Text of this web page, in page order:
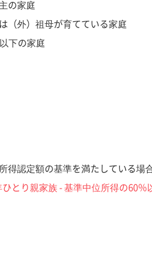
の家庭
（外）祖母が育てている家庭
下の家庭
得認定額の基準を満たしている場
り親家族 - 基準中位所得の60％